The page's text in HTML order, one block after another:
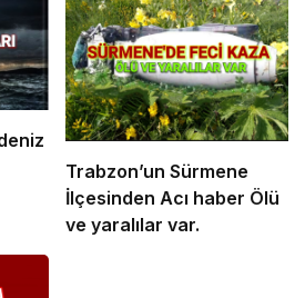
Trabzon’un Sürmene
İlçesinden Acı haber Ölü
ve yaralılar var.